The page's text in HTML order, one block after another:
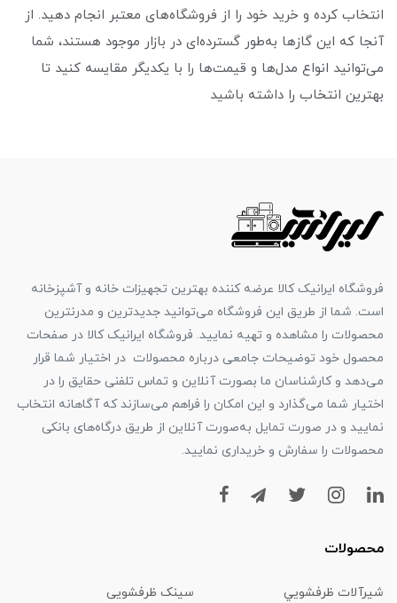
انتخاب کرده و خرید خود را از فروشگاه‌های معتبر انجام دهید. از
آنجا که این گازها به‌طور گسترده‌ای در بازار موجود هستند، شما
می‌توانید انواع مدل‌ها و قیمت‌ها را با یکدیگر مقایسه کنید تا
بهترین انتخاب را داشته باشید
فروشگاه ایرانیک کالا عرضه کننده بهترین تجهیزات خانه و آشپزخانه
است. شما از طریق این فروشگاه می‌توانید جدیدترین و مدرنترین
محصولات را مشاهده و تهیه نمایید. فروشگاه ایرانیک کالا در صفحات
محصول خود توضیحات جامعی درباره محصولات در اختیار شما قرار
می‌دهد و کارشناسان ما بصورت آنلاین و تماس تلفنی حقایق را در
اختیار شما می‌گذارد و این امکان را فراهم می‌سازند که آگاهانه انتخاب
نمایید و در صورت تمایل به‌صورت آنلاین از طریق درگاه‌های بانکی
محصولات را سفارش و خریداری نمایید.
محصولات
شیرآلات ظرفشويي سینک ظرفشویی